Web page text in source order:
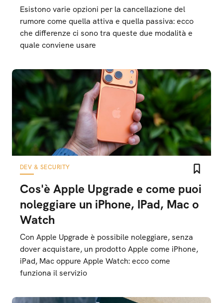
Esistono varie opzioni per la cancellazione del
rumore come quella attiva e quella passiva: ecco
che differenze ci sono tra queste due modalità e
quale conviene usare
DEV & SECURITY
Cos'è Apple Upgrade e come puoi
noleggiare un iPhone, IPad, Mac o
Watch
Con Apple Upgrade è possibile noleggiare, senza
dover acquistare, un prodotto Apple come iPhone,
iPad, Mac oppure Apple Watch: ecco come
funziona il servizio